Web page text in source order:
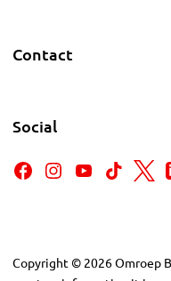
Contact
Social
Copyright © 2026Omroep